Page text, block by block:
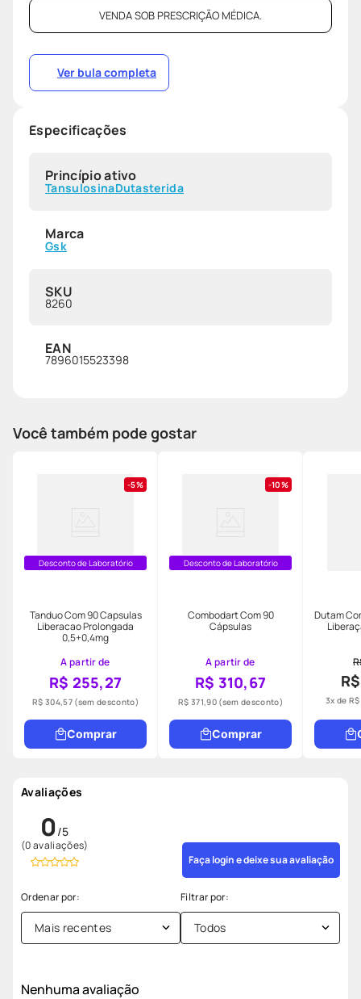
VENDA SOB PRESCRIÇÃO MÉDICA.
Ver bula completa
Especificações
Princípio ativo
TansulosinaDutasterida
Marca
Gsk
SKU
8260
EAN
7896015523398
Você também pode gostar
5%
Desconto de Laboratório
Tanduo Com 90 Capsulas
Liberacao Prolongada
0,5+0,4mg
A partir de
R$ 255,27
R$ 304,57 (sem desconto)
Comprar
10%
Desconto de Laboratório
Combodart Com 90
Cápsulas
A partir de
R$ 310,67
R$ 371,90 (sem desconto)
Comprar
Dutam
3x de R$
Avaliações
0
(0 avaliações)
Faça login e deixe sua avaliação
Mais recentes Todos
Nenhuma avaliação